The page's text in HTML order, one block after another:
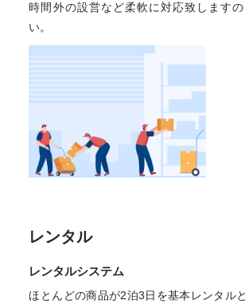
時間外の設営など柔軟に対応致します
い。
レンタル
レンタルシステム
ほとんどの商品が2泊3日を基本レンタル